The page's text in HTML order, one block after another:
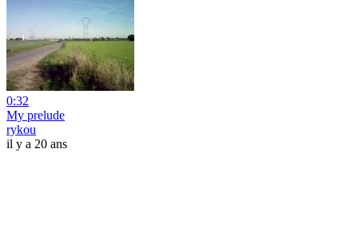
0:32
My prelude
rykou
il y a 20 ans